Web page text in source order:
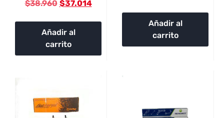
$38.960 $37.014
Añadir al
carrito
Añadir al
carrito